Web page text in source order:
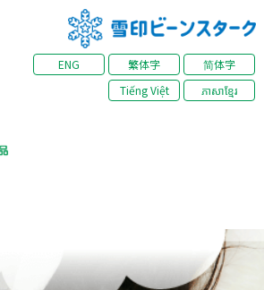
ENG 繁体字
简体字
Tiếng Việt
ភាសាខ្មែរ